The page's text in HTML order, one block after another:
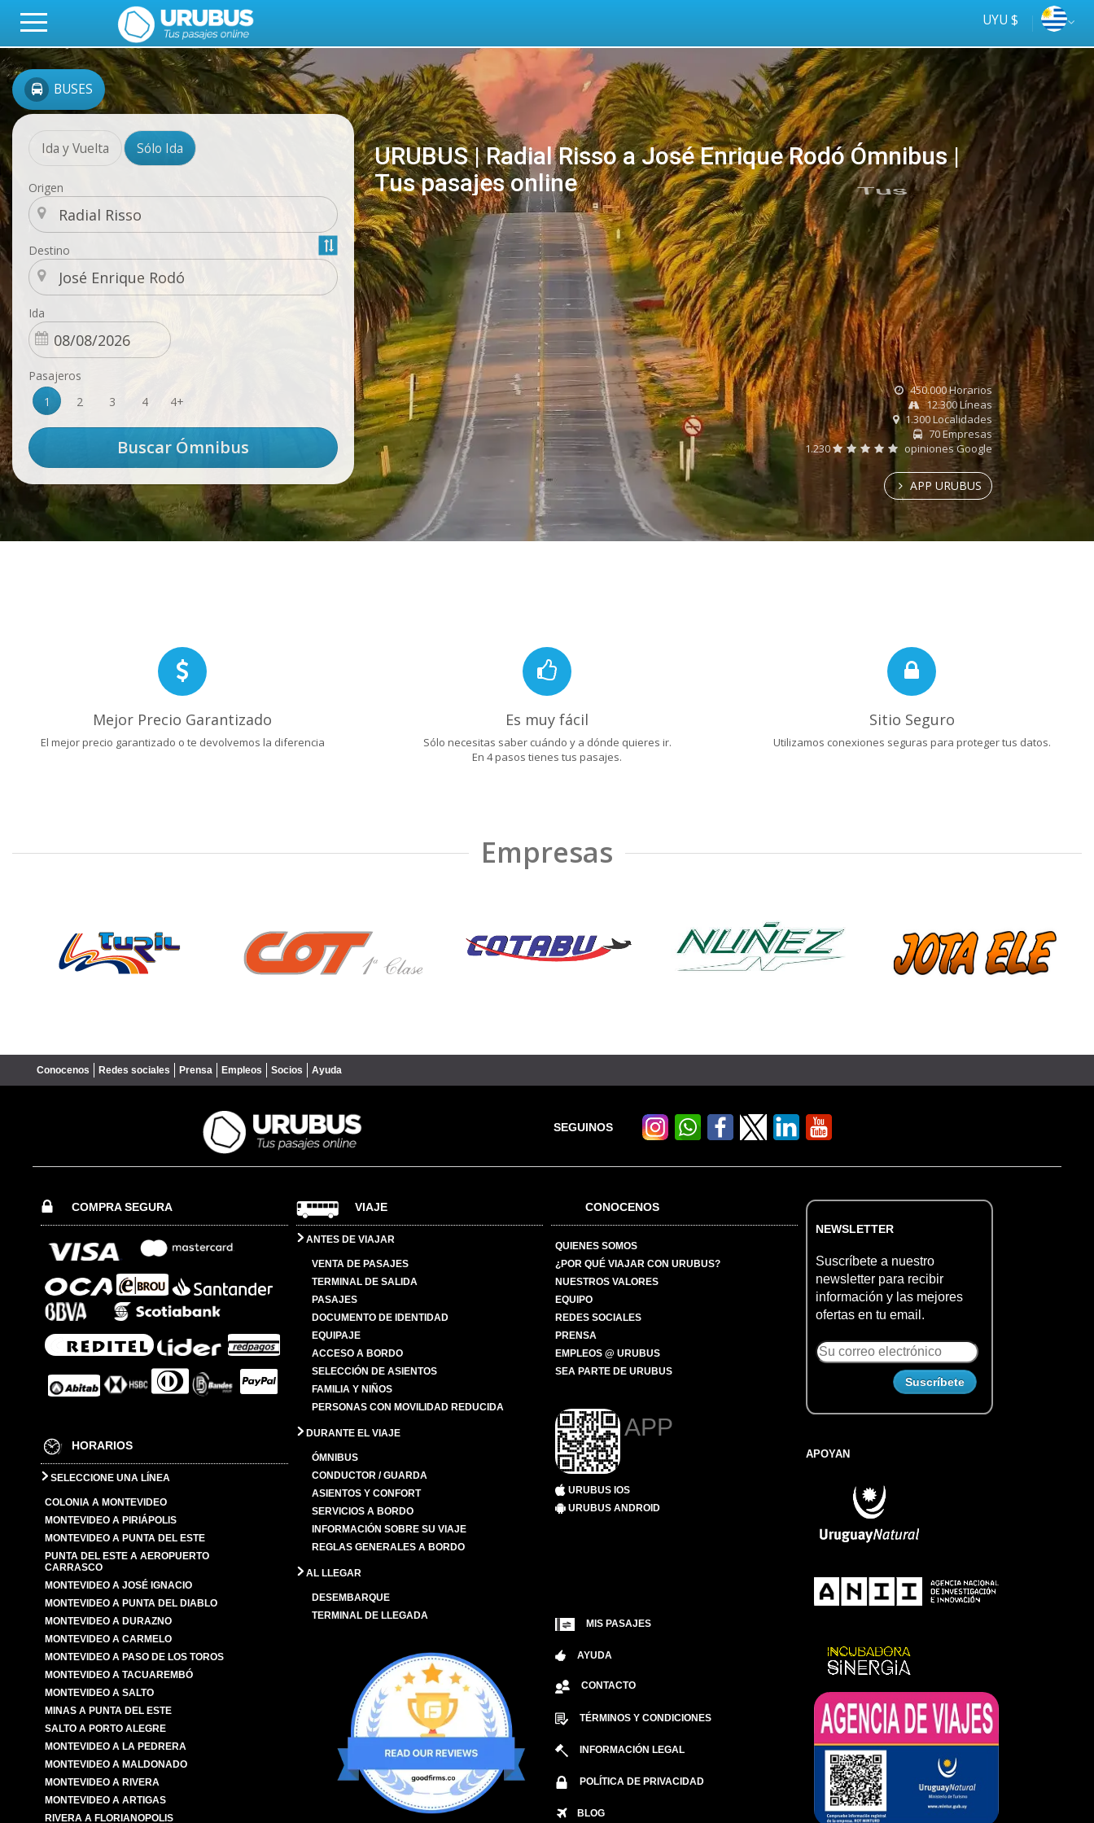
UYU $
BUSES
Ida y Vuelta Sólo Ida
Origen
Destino
Ida
Pasajeros
1
2 3 4 4+
URUBUS | Radial Risso a José Enrique Rodó Ómnibus |
Tus pasajes online
online
Tus
ómnibus
450.000 Horarios
12.300 Líneas
1.300 Localidades
70 Empresas
1.230
opiniones Google
APP URUBUS
Mejor Precio Garantizado
El mejor precio garantizado o te devolvemos la diferencia
Es muy fácil
Sólo necesitas saber cuándo y a dónde quieres ir.
En 4 pasos tienes tus pasajes.
Sitio Seguro
Utilizamos conexiones seguras para proteger tus datos.
Empresas
Conocenos Redes sociales Prensa Empleos Socios Ayuda
SEGUINOS
COMPRA SEGURA
HORARIOS
SELECCIONE UNA LÍNEA
COLONIA A MONTEVIDEO
MONTEVIDEO A PIRIÁPOLIS
MONTEVIDEO A PUNTA DEL ESTE
PUNTA DEL ESTE A AEROPUERTO
CARRASCO
MONTEVIDEO A JOSÉ IGNACIO
MONTEVIDEO A PUNTA DEL DIABLO
MONTEVIDEO A DURAZNO
MONTEVIDEO A CARMELO
MONTEVIDEO A PASO DE LOS TOROS
MONTEVIDEO A TACUAREMBÓ
MONTEVIDEO A SALTO
MINAS A PUNTA DEL ESTE
SALTO A PORTO ALEGRE
MONTEVIDEO A LA PEDRERA
MONTEVIDEO A MALDONADO
MONTEVIDEO A RIVERA
MONTEVIDEO A ARTIGAS
RIVERA A FLORIANOPOLIS
VIAJE
ANTES DE VIAJAR
VENTA DE PASAJES
TERMINAL DE SALIDA
PASAJES
DOCUMENTO DE IDENTIDAD
EQUIPAJE
ACCESO A BORDO
SELECCIÓN DE ASIENTOS
FAMILIA Y NIÑOS
PERSONAS CON MOVILIDAD REDUCIDA
DURANTE EL VIAJE
ÓMNIBUS
CONDUCTOR / GUARDA
ASIENTOS Y CONFORT
SERVICIOS A BORDO
INFORMACIÓN SOBRE SU VIAJE
REGLAS GENERALES A BORDO
AL LLEGAR
DESEMBARQUE
TERMINAL DE LLEGADA
CONOCENOS
QUIENES SOMOS
¿POR QUÉ VIAJAR CON URUBUS?
NUESTROS VALORES
EQUIPO
REDES SOCIALES
PRENSA
EMPLEOS @ URUBUS
SEA PARTE DE URUBUS
APP
URUBUS IOS
URUBUS ANDROID
MIS PASAJES
AYUDA
CONTACTO
TÉRMINOS Y CONDICIONES
INFORMACIÓN LEGAL
POLÍTICA DE PRIVACIDAD
BLOG
NEWSLETTER
Suscríbete a nuestro
newsletter para recibir
información y las mejores
ofertas en tu email.
APOYAN